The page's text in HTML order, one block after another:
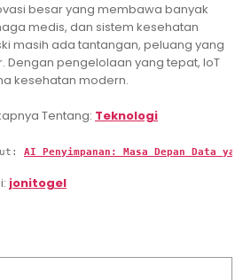
besar yang membawa banyak
medis, dan sistem kesehatan
masih ada tantangan, peluang yang
Dengan pengelolaan yang tepat, IoT
kesehatan modern.
Tentang: Teknologi
AI Penyimpanan: Masa Depan Data
jonitogel